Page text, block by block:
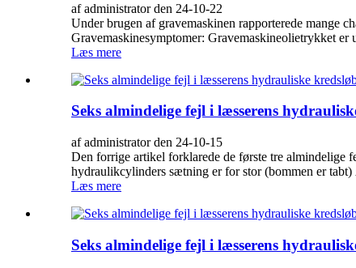
af administrator den 24-10-22
Under brugen af ​​gravemaskinen rapporterede mange
Gravemaskinesymptomer: Gravemaskineolietrykket
Læs mere
Seks almindelige fejl i læsserens
af administrator den 24-10-15
Den forrige artikel forklarede de første tre almindelige
hydraulikcylinders sætning er for stor (bommen er tabt)
Læs mere
Seks almindelige fejl i læsserens